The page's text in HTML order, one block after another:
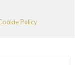
Policy